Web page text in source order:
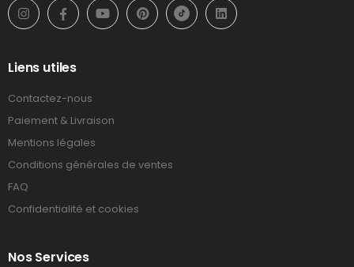
Liens utiles
Contactez-nous
Paiement & Livraison
Mentions légales
Conditions générales de ventes
FAQ
Confidentialité et cookies
Nos Services